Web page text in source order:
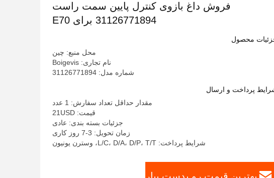
فروش داغ بازوی کنترل پایین سمت راست
31126771894 برای E70
محصول
محل منبع: چین
نام تجاری: Boigevis
شماره مدل: 31126771894
پرداخت و ارسال
مقدار حداقل تعداد سفارش: 1 عدد
قیمت: 21USD
جزئیات بسته بندی: عادی
زمان تحویل: 3-7 روز کاری
شرایط پرداخت: L/C، D/A، D/P، T/T، وسترن یونیون
بهترین قیمت رو بدست بیار